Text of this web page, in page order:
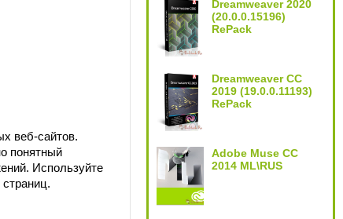
веб-сайтов.
понятный
Используйте
Dreamweaver 2020
(20.0.0.15196)
RePack
Dreamweaver CC
2019 (19.0.0.11193)
RePack
Adobe Muse CC
2014 ML\RUS